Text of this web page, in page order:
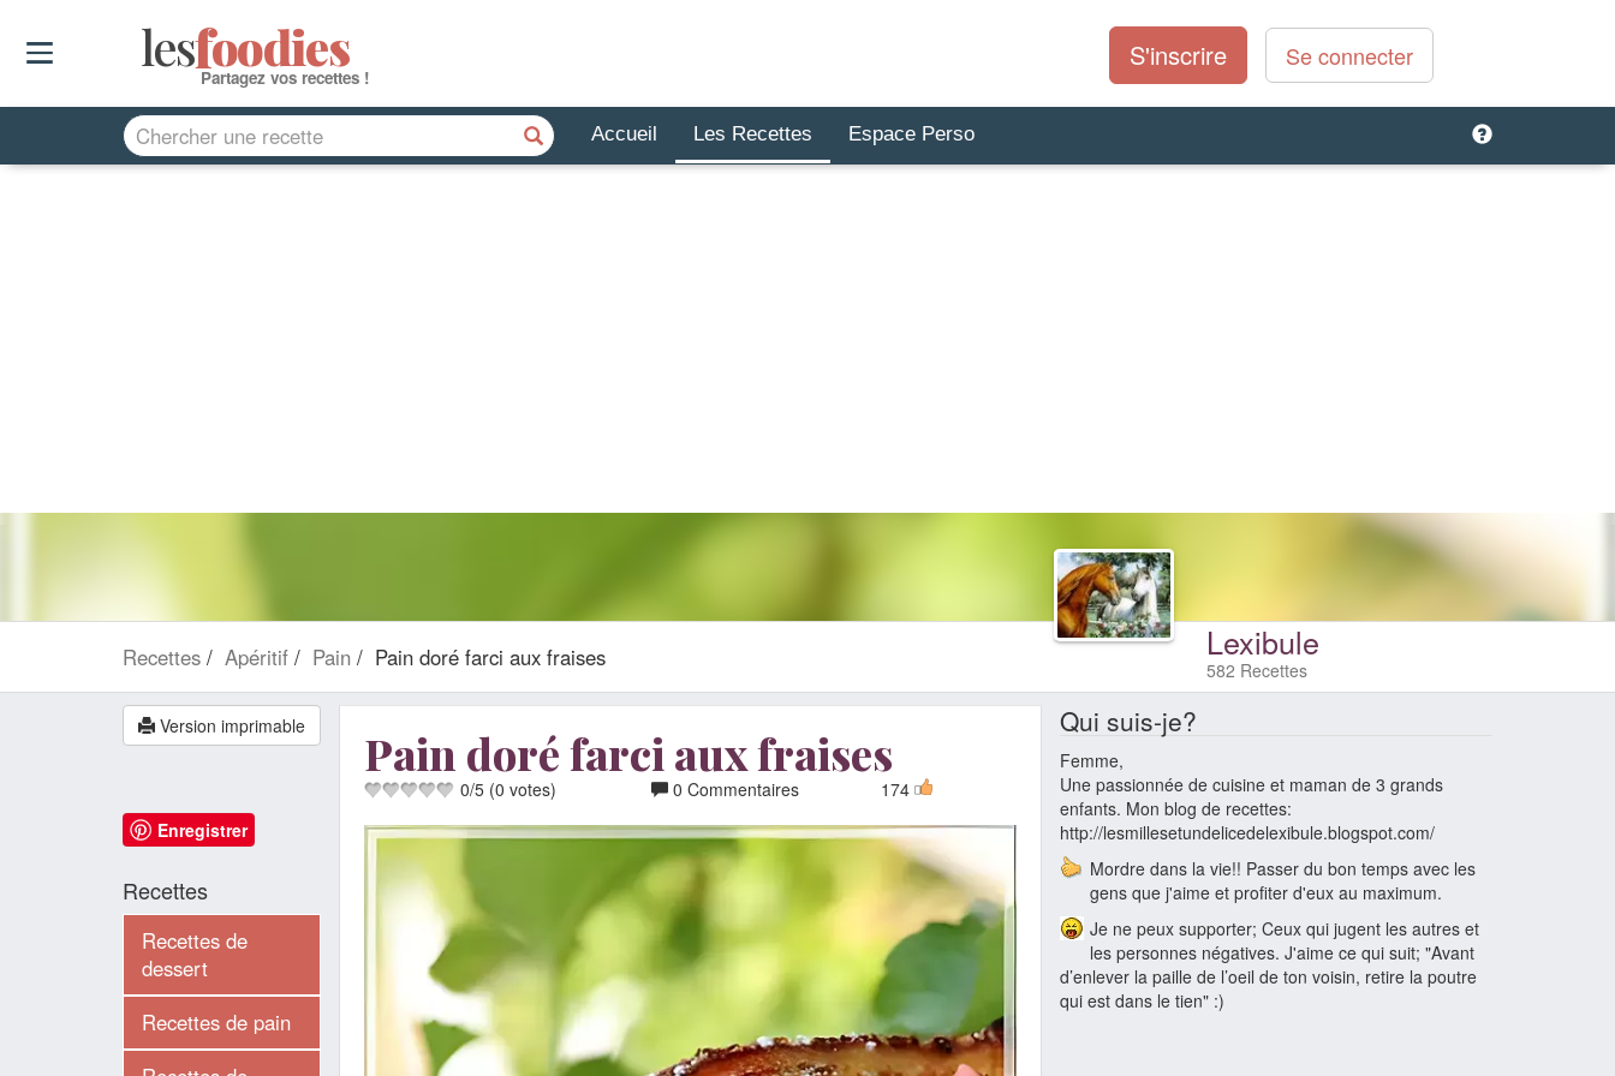
lesfoodies
Partagez vos recettes !
S'inscrire Se connecter
Accueil Les Recettes Espace Perso
Recettes Apéritif Pain Pain doré farci aux fraises Lexibule
582 Recettes
Pain doré farci aux fraises
0/5 (0 votes) 0 Commentaires 174
Version imprimable
Enregistrer
Recettes
Recettes de
dessert
Recettes de pain
Qui suis-je?
Femme,
Une passionnée de cuisine et maman de 3 grands
enfants. Mon blog de recettes:
http://lesmillesetundelicedelexibule.blogspot.com/
Mordre dans la vie!! Passer du bon temps avec les
gens que j'aime et profiter d'eux au maximum.
Je ne peux supporter; Ceux qui jugent les autres et
les personnes négatives. J'aime ce qui suit; "Avant
d’enlever la paille de l’oeil de ton voisin, retire la poutre
qui est dans le tien" :)